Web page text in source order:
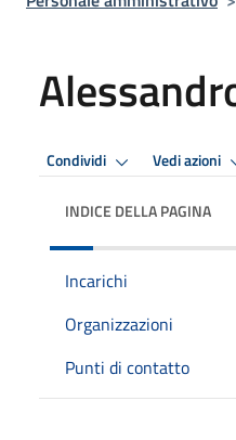
Condividi Vedi azioni
INDICE DELLA PAGINA
Incarichi
Organizzazioni
Punti di contatto